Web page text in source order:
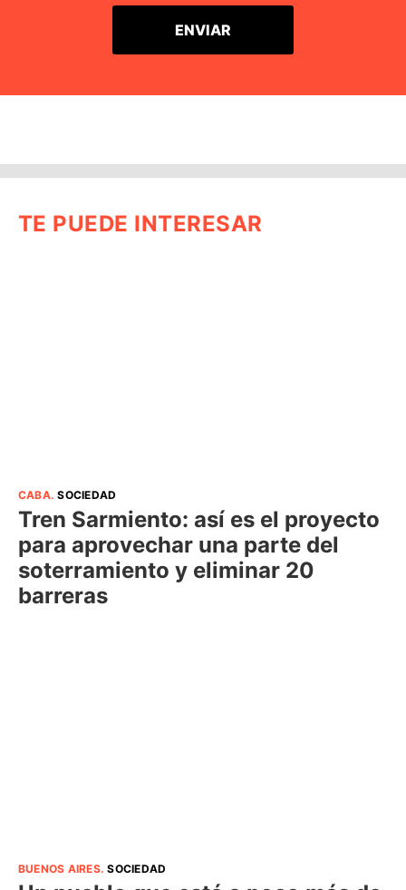
TE PUEDE INTERESAR
CABA.SOCIEDAD
Tren Sarmiento: así es el proyecto
para aprovechar una parte del
soterramiento y eliminar 20
barreras
BUENOS AIRES.SOCIEDAD